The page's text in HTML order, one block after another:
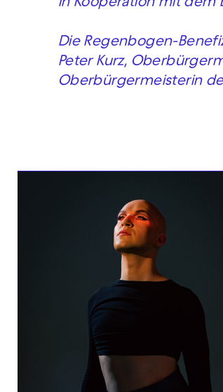
In Kooperation mit dem
Die Regenbogen-
Peter Kurz,
Oberbürgermeisterin